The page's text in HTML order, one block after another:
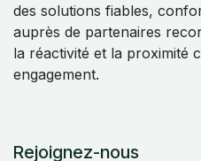
des solutions fiables,
auprès de partenaires
la réactivité et la proximité
engagement.
Rejoignez-nous